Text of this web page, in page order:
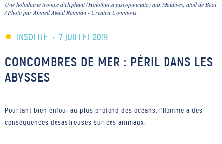
Une holothurie trompe d'éléphant (Holothuria fuscopunctata) aux Maldives, atoll de Baal
/ Photo par Ahmed Abdul Rahman - Creative Commons
INSOLITE • 7 JUILLET 2019
CONCOMBRES DE MER : PÉRIL DANS LES
ABYSSES
Pourtant bien enfoui au plus profond des océans, l'Homme a des
conséquences désastreuses sur ces animaux.